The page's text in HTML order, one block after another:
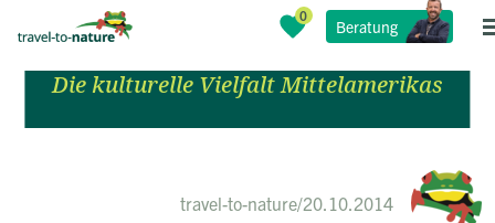
Beratung
Märkte, Mayas und Museen
Die kulturelle Vielfalt Mittelamerikas
travel-to-nature/20.10.2014